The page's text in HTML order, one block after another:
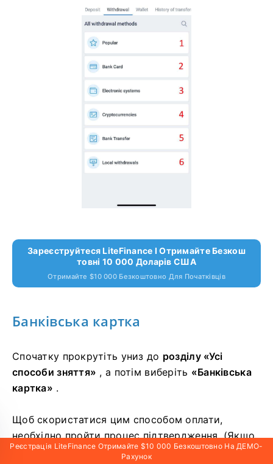
Зареєструйтеся LiteFinance І Отримайте Безкош
Товні 10 000 Доларів США
Отримайте $10 000 Безкоштовно Для Початківців
Банківська картка
Спочатку прокрутіть униз до розділу «Усі
способи зняття» , а потім виберіть «Банківська
картка» .
Щоб скористатися цим способом оплати,
необхідно пройти процес підтвердження.(Якщо
ваш профіль і банківська картка ще не
Реєстрація LiteFinance Отримайте $10 000 Безкоштовно На ДЕМО-
Рахунок